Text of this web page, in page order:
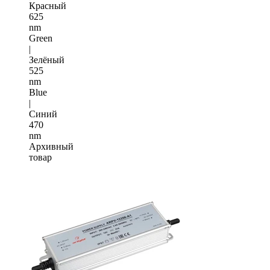
Красный
625
nm
Green
|
Зелёный
525
nm
Blue
|
Синий
470
nm
Архивный
товар